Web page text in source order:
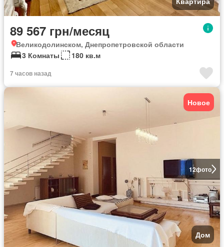
89 567 грн/месяц
Великодолинском, Днепропетровской области
3 Комнаты
180 кв.м
7 часов назад
12фото
Новое
Дом